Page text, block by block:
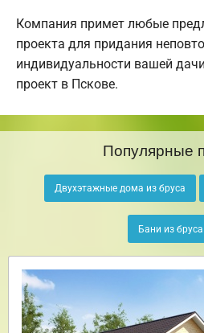
Компания примет любые
проекта для придания
индивидуальности вашей
проект в Пскове.
Популярные
Двухэтажные дома из бруса
Бани из